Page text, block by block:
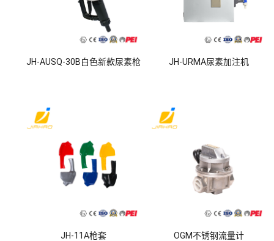
JH-AUSQ-30B白色新款尿素枪 JH-URMA尿素加注机
JH-11A枪套 OGM不锈钢流量计